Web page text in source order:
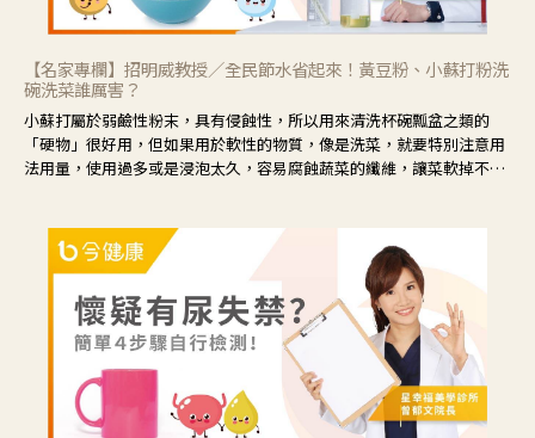
【名家專欄】招明威教授／全民節水省起來！黃豆粉、小蘇打粉洗
碗洗菜誰厲害？
小蘇打屬於弱鹼性粉末，具有侵蝕性，所以用來清洗杯碗瓢盆之類的
「硬物」很好用，但如果用於軟性的物質，像是洗菜，就要特別注意用
法用量，使用過多或是浸泡太久，容易腐蝕蔬菜的纖維，讓菜軟掉不清